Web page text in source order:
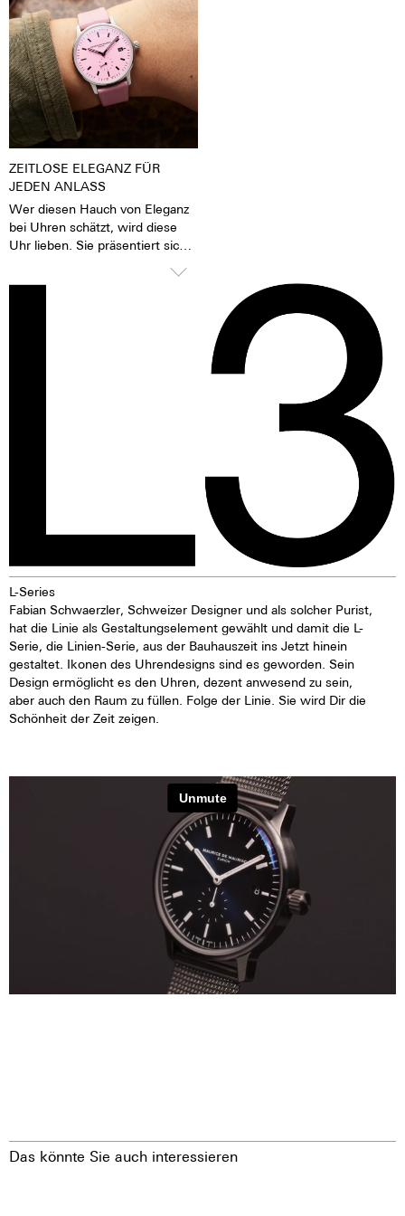
Tages- oder Kunstlicht angeregt
wurden, geben sie im Dunkeln
die aufgenommene Lichtenergie
über mehrere Stunden wieder
ab. Das verleiht der Uhr eine
extrem gute Lesbarkeit auch im
Dunklen.
ZEITLOSE ELEGANZ FÜR
JEDEN ANLASS
Wer diesen Hauch von Eleganz
bei Uhren schätzt, wird diese
Uhr lieben. Sie präsentiert sich
aber dank des bombierten
L-Series
Fabian Schwaerzler, Schweizer Designer und als solcher Purist,
hat die Linie als Gestaltungselement gewählt und damit die L-
Serie, die Linien-Serie, aus der Bauhauszeit ins Jetzt hinein
gestaltet. Ikonen des Uhrendesigns sind es geworden. Sein
Design ermöglicht es den Uhren, dezent anwesend zu sein,
aber auch den Raum zu füllen. Folge der Linie. Sie wird Dir die
Schönheit der Zeit zeigen.
Das könnte Sie auch interessieren